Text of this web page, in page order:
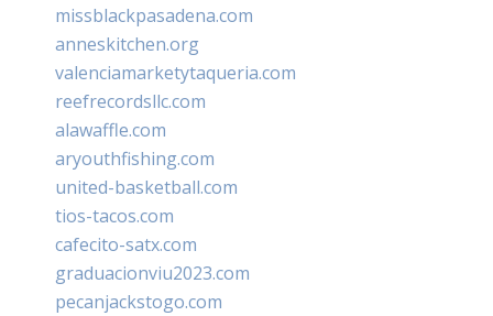
missblackpasadena.com
anneskitchen.org
valenciamarketytaqueria.com
reefrecordsllc.com
alawaffle.com
aryouthfishing.com
united-basketball.com
tios-tacos.com
cafecito-satx.com
graduacionviu2023.com
pecanjackstogo.com